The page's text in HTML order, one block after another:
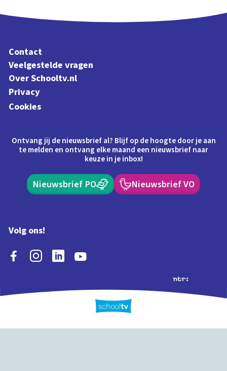
Contact
Veelgestelde vragen
Over Schooltv.nl
Privacy
Cookies
Ontvang jij de nieuwsbrief al? Blijf op de hoogte door je aan
te melden en ontvang elke maand een nieuwsbrief naar
keuze in je inbox!
Nieuwsbrief PO Nieuwsbrief VO
Volg ons!